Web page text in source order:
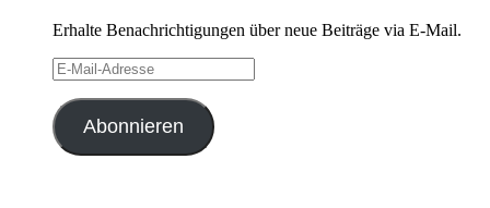
Erhalte Benachrichtigungen über neue Beiträge via E-Mail.
E-
Mail-
Adresse
Abonnieren